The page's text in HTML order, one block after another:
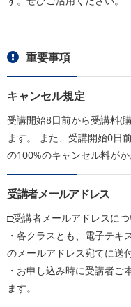
重要事項
キャンセル規定
受講開始8日前から受講料(
ます。 また、受講開始0日
の100%のキャンセル料がか
受講者メールアドレス
□受講者メールアドレスに
・各クラスとも、電子テ
のメールアドレス宛てに送
・お申し込み時に受講者ご
ます。